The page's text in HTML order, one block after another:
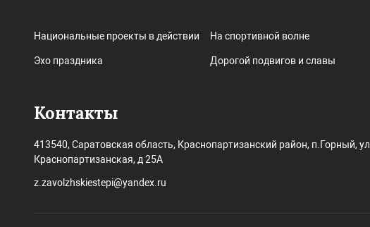
Национальные проекты в действии
Эхо праздника
На спортивной волне
Дорогой подвигов и славы
Контакты
413540, Саратовская область, Краснопартизанский район, п.Горный, ул
Краснопартизанская, д 25А
z.zavolzhskiestepi@yandex.ru